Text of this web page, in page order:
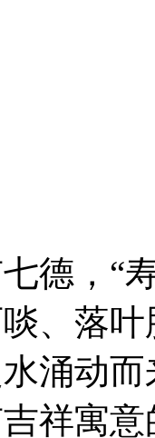
七德，“
、落
涌动
祥寓